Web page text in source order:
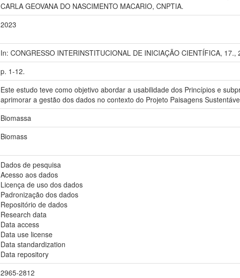
CARLA GEOVANA DO NASCIMENTO MACARIO, CNPTIA.
2023
In: CONGRESSO INTERINSTITUCIONAL DE INICIAÇÃO CIENTÍFICA,
p. 1-12.
Este estudo teve como objetivo abordar a usabilidade dos Princípios e
aprimorar a gestão dos dados no contexto do Projeto Paisagens
Biomassa
Biomass
Dados de pesquisa
Acesso aos dados
Licença de uso dos dados
Padronização dos dados
Repositório de dados
Research data
Data access
Data use license
Data standardization
Data repository
2965-2812